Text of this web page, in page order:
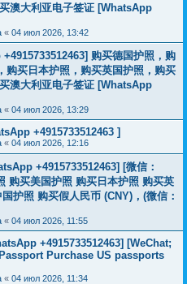
澳大利亚电子签证 [WhatsApp
« 04 июл 2026, 13:42
购买德国护照，购
购买日本护照，购买英国护照，购买
澳大利亚电子签证 [WhatsApp
« 04 июл 2026, 13:29
+4915733512463 ]
« 04 июл 2026, 12:16
+4915733512463] [微信：
购买美国护照 购买日本护照 购买英
护照 购买假人民币 (CNY)，(微信：
« 04 июл 2026, 11:55
+4915733512463] [WeChat;
Purchase US passports
« 04 июл 2026, 11:34